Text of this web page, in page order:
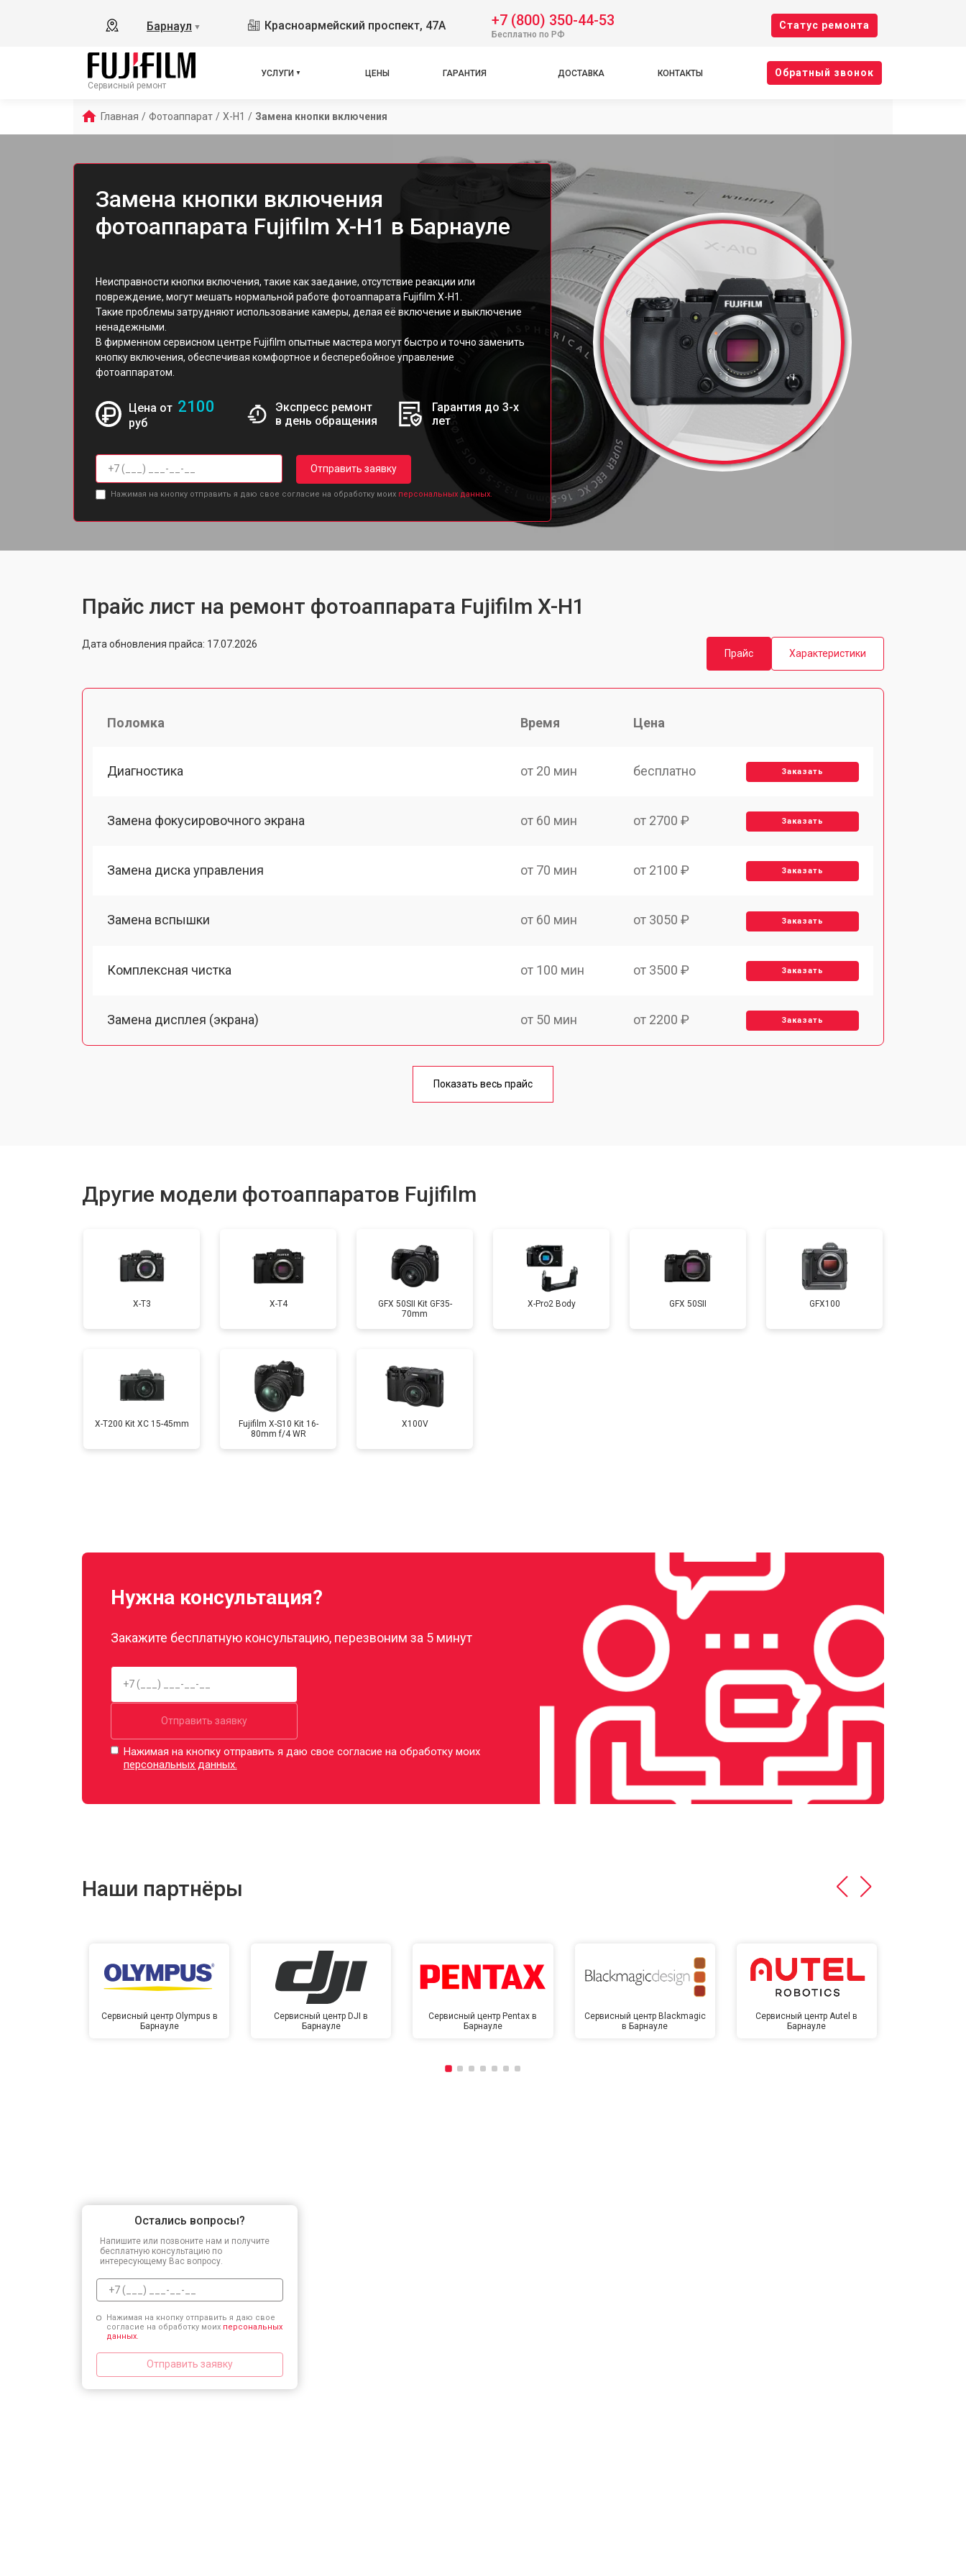
Барнаул ▼ Красноармейский проспект, 47А +7 (800) 350-44-53
Бесплатно по РФ
Cтатус ремонта
Сервисный ремонт
УСЛУГИ ЦЕНЫ ГАРАНТИЯ ДОСТАВКА КОНТАКТЫ Oбратный звонок
Главная / Фотоаппарат / X-H1 / Замена кнопки включения
Замена кнопки включения
фотоаппарата Fujifilm X-H1 в Барнауле
Неисправности кнопки включения, такие как заедание, отсутствие реакции или
повреждение, могут мешать нормальной работе фотоаппарата Fujifilm X-H1.
Такие проблемы затрудняют использование камеры, делая её включение и выключение
ненадежными.
В фирменном сервисном центре Fujifilm опытные мастера могут быстро и точно заменить
кнопку включения, обеспечивая комфортное и бесперебойное управление
фотоаппаратом.
Цена от 2100
руб
Экспресс ремонт
в день обращения
Гарантия до 3-х
лет
Отправить заявку
Нажимая на кнопку отправить я даю свое согласие на обработку моих персональных данных.
Прайс лист на ремонт фотоаппарата Fujifilm X-H1
Дата обновления прайса: 17.07.2026
Прайс
Характеристики
Поломка Время Цена
Диагностика от 20 мин бесплатно Заказать
Замена фокусировочного экрана от 60 мин от 2700 ₽ Заказать
Замена диска управления от 70 мин от 2100 ₽ Заказать
Замена вспышки от 60 мин от 3050 ₽ Заказать
Комплексная чистка от 100 мин от 3500 ₽ Заказать
Замена дисплея (экрана) от 50 мин от 2200 ₽ Заказать
от 80 мин
Замена CCD/CMOS матрицы от 70 мин от 4300 ₽ Заказать
Чистка матрицы
Показать весь прайс
Другие модели фотоаппаратов Fujifilm
X-T3 X-T4
GFX 50SII Kit GF35-
70mm
X-Pro2 Body GFX 50SII GFX100
X-T200 Kit XC 15-45mm
Fujifilm X-S10 Kit 16-
80mm f/4 WR
X100V
Нужна консультация?
Закажите бесплатную консультацию, перезвоним за 5 минут
Отправить заявку
Нажимая на кнопку отправить я даю свое согласие на обработку моих
персональных данных.
Наши партнёры
Сервисный центр Olympus в
Барнауле
Сервисный центр DJI в
Барнауле
Сервисный центр Pentax в
Барнауле
Сервисный центр Blackmagic
в Барнауле
Сервисный центр Autel в
Барнауле
Остались вопросы?
Напишите или позвоните нам и получите
бесплатную консультацию по
интересующему Вас вопросу.
Нажимая на кнопку отправить я даю свое
согласие на обработку моих персональных
данных.
Отправить заявку